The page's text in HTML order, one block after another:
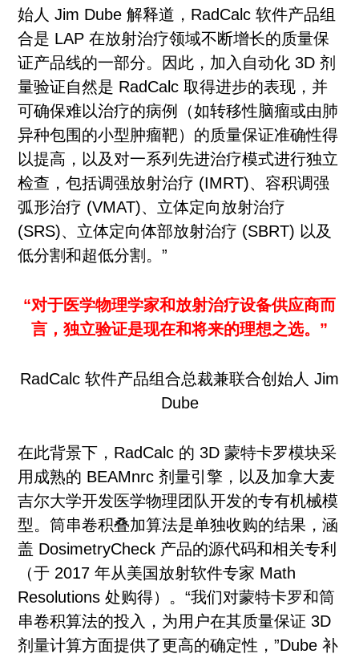
始人 Jim Dube 解释道，RadCalc 软件产品组
合是 LAP 在放射治疗领域不断增长的质量保
证产品线的一部分。因此，加入自动化 3D 剂
量验证自然是 RadCalc 取得进步的表现，并
可确保难以治疗的病例（如转移性脑瘤或由肺
异种包围的小型肿瘤靶）的质量保证准确性得
以提高，以及对一系列先进治疗模式进行独立
检查，包括调强放射治疗 (IMRT)、容积调强
弧形治疗 (VMAT)、立体定向放射治疗
(SRS)、立体定向体部放射治疗 (SBRT) 以及
低分割和超低分割。”
“对于医学物理学家和放射治疗设备供应商而
言，独立验证是现在和将来的理想之选。”
RadCalc 软件产品组合总裁兼联合创始人 Jim
Dube
在此背景下，RadCalc 的 3D 蒙特卡罗模块采
用成熟的 BEAMnrc 剂量引擎，以及加拿大麦
吉尔大学开发医学物理团队开发的专有机械模
型。筒串卷积叠加算法是单独收购的结果，涵
盖 DosimetryCheck 产品的源代码和相关专利
（于 2017 年从美国放射软件专家 Math
Resolutions 处购得）。“我们对蒙特卡罗和筒
串卷积算法的投入，为用户在其质量保证 3D
剂量计算方面提供了更高的确定性，”Dube 补